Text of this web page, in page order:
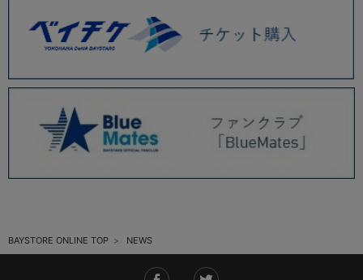
2025.08 (6)
2025.07 (6)
2025.05 (9)
2025.04 (9)
2025.03 (9)
2025.01 (12)
BAYSTORE ONLINE TOP NEWS